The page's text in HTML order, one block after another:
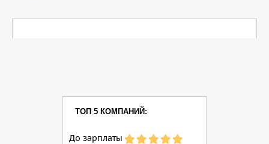
ТОП 5 КОМПАНИЙ:
До зарплаты